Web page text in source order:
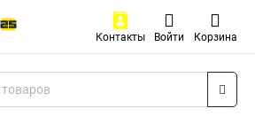
Контакты Войти Корзина